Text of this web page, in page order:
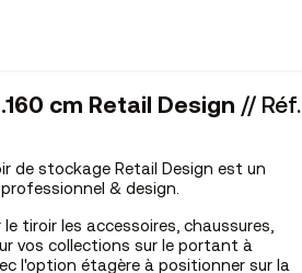
cm Retail Design // Réf.
de stockage Retail Design est un
& design.
tiroir les accessoires, chaussures,
vos collections sur le portant à
l'option étagère à positionner sur la